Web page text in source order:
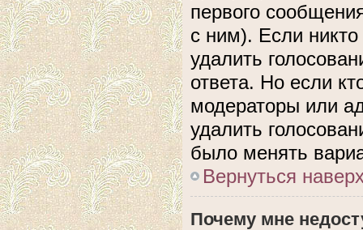
первого
с ним). Если
удалить
ответа. Но если
модераторы или
удалить
было менять
Вернуться
Почему мне